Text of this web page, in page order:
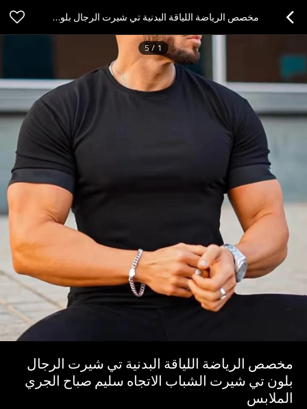
مخصص الرياضة اللياقة البدنية تي شيرت الرجال بلون تي شيرت الشباب الاتجاه سليم صباح الجري الملابس
1
/
5
مخصص الرياضة اللياقة البدنية تي شيرت الرجال
بلون تي شيرت الشباب الاتجاه سليم صباح الجري
الملابس